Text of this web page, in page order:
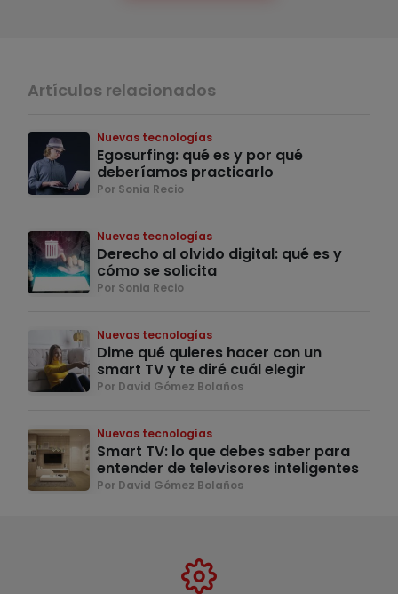
Artículos relacionados
Nuevas tecnologías
Egosurfing: qué es y por qué
deberíamos practicarlo
Por Sonia Recio
Nuevas tecnologías
Derecho al olvido digital: qué es y
cómo se solicita
Por Sonia Recio
Nuevas tecnologías
Dime qué quieres hacer con un
smart TV y te diré cuál elegir
Por David Gómez Bolaños
Nuevas tecnologías
Smart TV: lo que debes saber para
entender de televisores inteligentes
Por David Gómez Bolaños